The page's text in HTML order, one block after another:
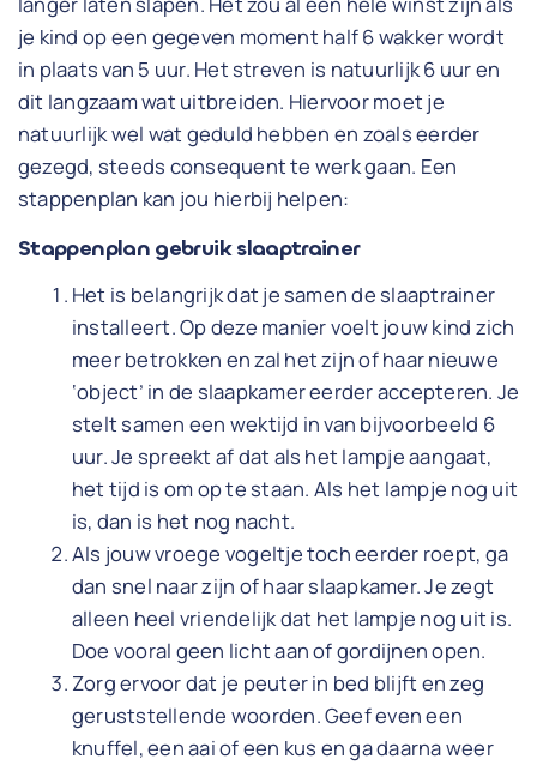
je kind op een gegeven moment half 6 wakker wordt
in plaats van 5 uur. Het streven is natuurlijk 6 uur en
dit langzaam wat uitbreiden. Hiervoor moet je
natuurlijk wel wat geduld hebben en zoals eerder
gezegd, steeds consequent te werk gaan. Een
stappenplan kan jou hierbij helpen:
Stappenplan gebruik slaaptrainer
Het is belangrijk dat je samen de slaaptrainer
installeert. Op deze manier voelt jouw kind zich
meer betrokken en zal het zijn of haar nieuwe
‘object’ in de slaapkamer eerder accepteren. Je
stelt samen een wektijd in van bijvoorbeeld 6
uur. Je spreekt af dat als het lampje aangaat,
het tijd is om op te staan. Als het lampje nog uit
is, dan is het nog nacht.
Als jouw vroege vogeltje toch eerder roept, ga
dan snel naar zijn of haar slaapkamer. Je zegt
alleen heel vriendelijk dat het lampje nog uit is.
Doe vooral geen licht aan of gordijnen open.
Zorg ervoor dat je peuter in bed blijft en zeg
geruststellende woorden. Geef even een
knuffel, een aai of een kus en ga daarna weer